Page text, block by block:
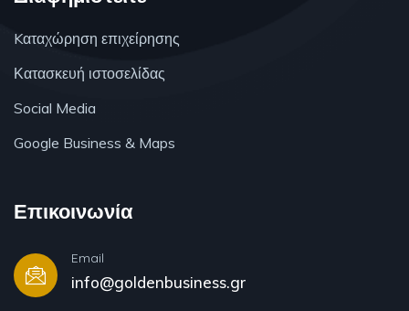
Kαταχώρηση επιχείρησης
Κατασκευή ιστοσελίδας
Social Media
Google Business & Maps
Επικοινωνία
Email
info@goldenbusiness.gr